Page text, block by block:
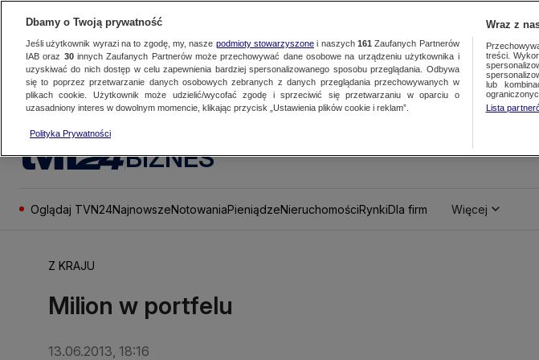
BIZNES
Oglądaj TVN24NajnowszeNotowaniaPieniądzeNieruchomościRynkiDla firm Więcej
Z KRAJU
Milion w portfelu
13.06.2013, 18:16
Dbamy o Twoją prywatność
Jeśli użytkownik wyrazi na to zgodę, my, nasze podmioty stowarzyszonei naszych 161 Zaufanych Partnerów
IAB oraz 30innych Zaufanych Partnerów może przechowywać dane osobowe na urządzeniu użytkownika i
uzyskiwać do nich dostęp w celu zapewnienia bardziej spersonalizowanego sposobu przeglądania. Odbywa
się to poprzez przetwarzanie danych osobowych zebranych z danych przeglądania przechowywanych w
plikach cookie. Użytkownik może udzielić/wycofać zgodę i sprzeciwić się przetwarzaniu w oparciu o
uzasadniony interes w dowolnym momencie, klikając przycisk „Ustawienia plików cookie i reklam”.
Polityka Prywatności
Wraz z
treści.
lub
Lista